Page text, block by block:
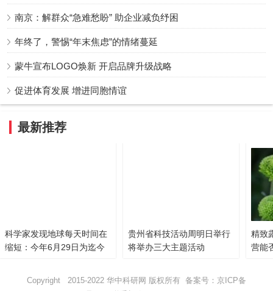
南京：解群众“急难愁盼” 助企业减负纾困
年终了，警惕“年末焦虑”的情绪蔓延
蒙牛宣布LOGO焕新 开启品牌升级战略
促进体育发展 增进同胞情谊
最新推荐
科学家发现地球每天时间在
缩短：今年6月29日为迄今
贵州省科技活动周明日举行
将举办三大主题活动
精致
营能
Copyright 2015-2022 华中科研网 版权所有 备案号： 京ICP备